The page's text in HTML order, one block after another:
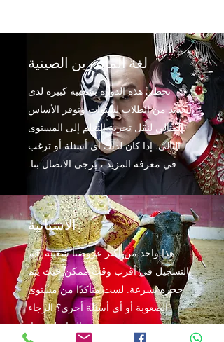
لغة الماندرين الصينية
تحظى هذه الدورة بشعبية كبيرة لدى
العديد من الطلاب لسنوات وتوفر الأساس
المثالي لنقل تجربة التعلم إلى المستوى
التالي. إذا كان لديك أي أسئلة أو ترغب
في معرفة المزيد ، يرجى الاتصال بنا.
الأسبانية
هذا واحد من أكثر عروضنا شعبية. قم
بالتسجيل في أقرب وقت ممكن حيث يتم
حجزه بسرعة. لست متأكدًا من مستوى
الصعوبة أو أي أسئلة أخرى؟ الرجاء
التواصل معنا.